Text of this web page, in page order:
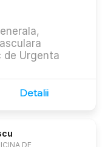
de Urgenta
Detalii
DE